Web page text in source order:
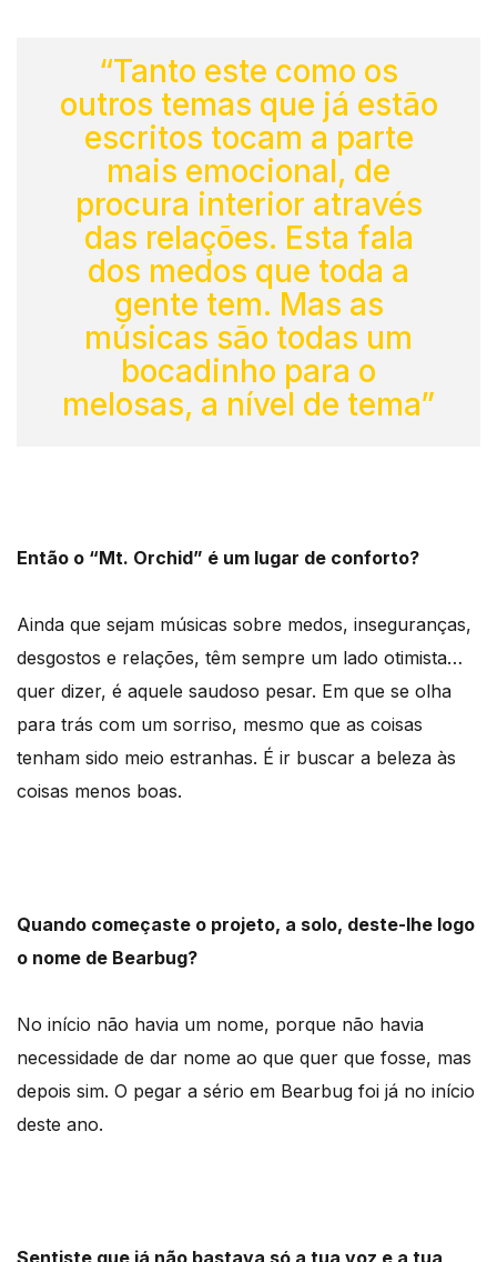
“Tanto este como os
outros temas que já estão
escritos tocam a parte
mais emocional, de
procura interior através
das relações. Esta fala
dos medos que toda a
gente tem. Mas as
músicas são todas um
bocadinho para o
melosas, a nível de tema”
Então o “Mt. Orchid” é um lugar de conforto?
Ainda que sejam músicas sobre medos, inseguranças,
desgostos e relações, têm sempre um lado otimista…
quer dizer, é aquele saudoso pesar. Em que se olha
para trás com um sorriso, mesmo que as coisas
tenham sido meio estranhas. É ir buscar a beleza às
coisas menos boas.
Quando começaste o projeto, a solo, deste-lhe logo
o nome de Bearbug?
No início não havia um nome, porque não havia
necessidade de dar nome ao que quer que fosse, mas
depois sim. O pegar a sério em Bearbug foi já no início
deste ano.
Sentiste que já não bastava só a tua voz e a tua